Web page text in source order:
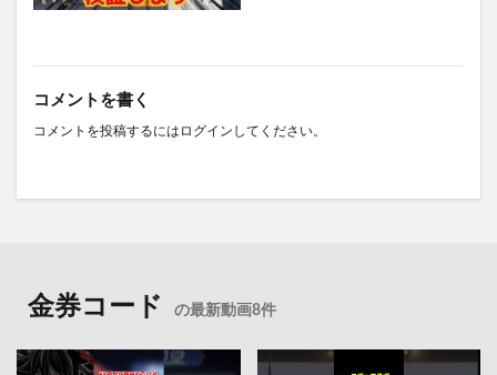
コメントを書く
コメントを投稿するには ログイン してください。
金券コード の最新動画8件